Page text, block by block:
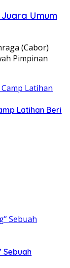
Umum
(Cabor)
Pimpinan
Latihan Beri
Sebuah